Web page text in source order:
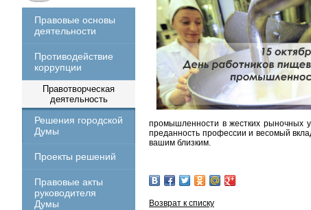
Правовые основы
деятельности
Противодействие
коррупции
Правотворческая
деятельность
Решения городской
Думы
Проекты решений
Правовые акты
руководителя
Думы
промышленности в жестких рыночных
преданность профессии и весомый
вашим близким.
Возврат к списку